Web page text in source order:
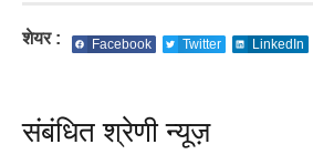
शेयर : Facebook Twitter LinkedIn
संबंधित श्रेणी न्यूज़